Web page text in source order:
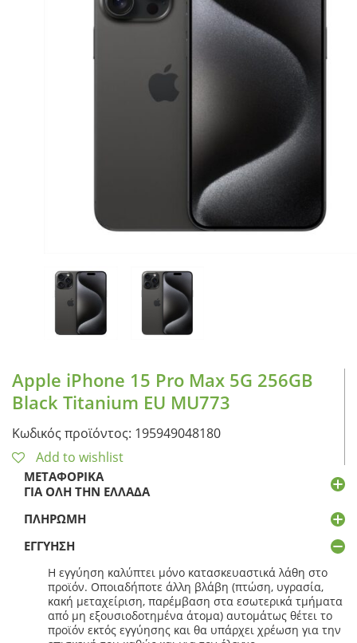
Apple iPhone 15 Pro Max 5G 256GB
Black Titanium EU MU773
Κωδικός προϊόντος: 195949048180
Add to wishlist
ΜΕΤΑΦΟΡΙΚΆ
ΓΙΑ ΌΛΗ ΤΗΝ ΕΛΛΆΔΑ
ΠΛΗΡΩΜΉ
ΕΓΓΎΗΣΗ
Η εγγύηση καλύπτει μόνο κατασκευαστικά λάθη στο
προϊόν. Οποιαδήποτε άλλη βλάβη (πτώση, υγρασία,
κακή μεταχείριση, παρέμβαση στα εσωτερικά τμήματα
από μη εξουσιοδοτημένα άτομα) αυτομάτως θέτει το
προϊόν εκτός εγγύησης και θα υπάρχει χρέωση για την